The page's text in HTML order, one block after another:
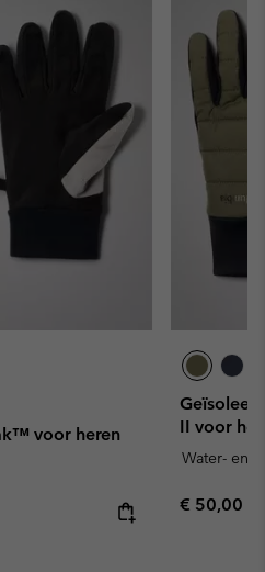
voor heren
II voor
Water- en
Regular
€ 50,00